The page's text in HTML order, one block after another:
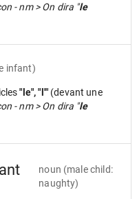
- nm > On dira "le
infant)
"le", "l'" (devant une
- nm > On dira "le
noun (male child:
naughty)